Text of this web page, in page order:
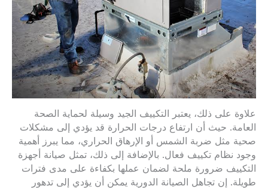
علاوة على ذلك، يعتبر التكييف الجيد وسيلة لحماية الصحة
العامة. حيث أن ارتفاع درجات الحرارة قد يؤدي إلى مشكلات
صحية مثل ضربة الشمس أو الإرهاق الحراري، مما يبرز أهمية
وجود نظام تكييف فعال. بالإضافة إلى ذلك، تمثل صيانة أجهزة
التكييف ضرورة ملحة لضمان عملها بكفاءة على مدى فترات
طويلة. إن تجاهل الصيانة الدورية يمكن أن يؤدي إلى تدهور